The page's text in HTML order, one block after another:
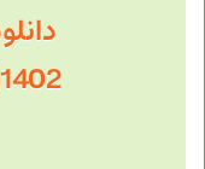
1402(نوبت عصر) +پاسخ